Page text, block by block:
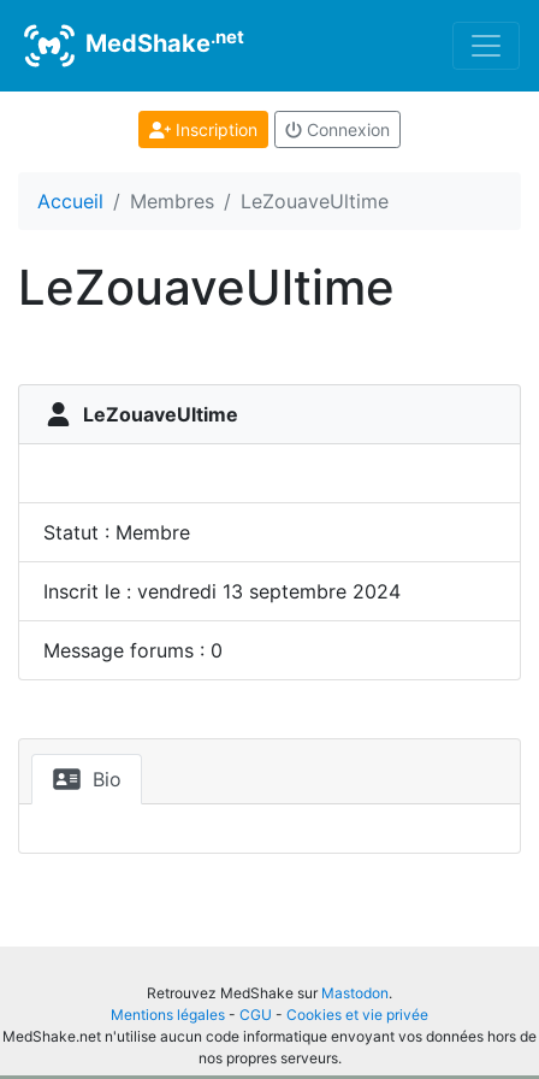
MedShake.net
Inscription Connexion
Accueil Membres LeZouaveUltime
LeZouaveUltime
LeZouaveUltime
Statut : Membre
Inscrit le : vendredi 13 septembre 2024
Message forums : 0
Bio
Retrouvez MedShake sur Mastodon.
Mentions légales - CGU - Cookies et vie privée
MedShake.net n'utilise aucun code informatique envoyant vos données hors de
nos propres serveurs.